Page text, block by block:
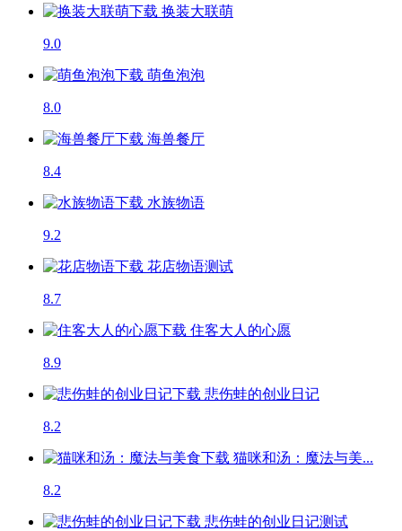
换装大联萌
9.0
萌鱼泡泡
8.0
海兽餐厅
8.4
水族物语
9.2
花店物语测试
8.7
住客大人的心愿
8.9
悲伤蛙的创业日记
8.2
猫咪和汤：魔法与美...
8.2
悲伤蛙的创业日记测试